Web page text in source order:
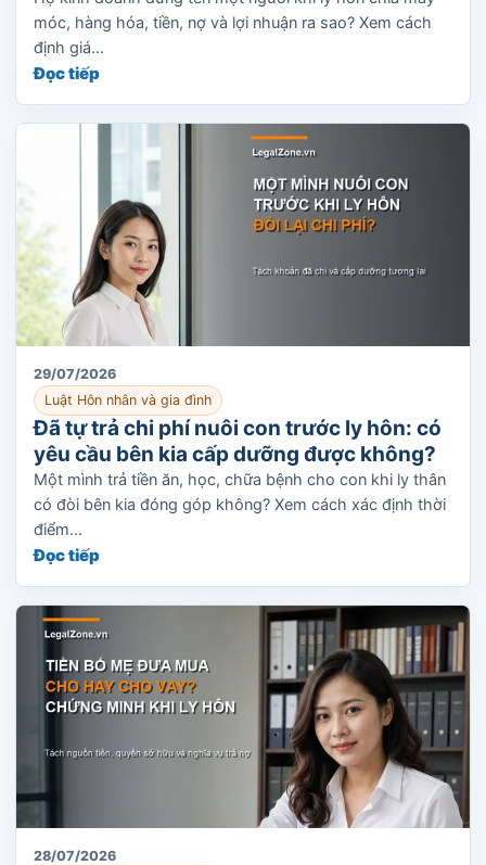
móc, hàng hóa, tiền, nợ và lợi nhuận ra sao? Xem cách
định giá...
Đọc tiếp
29/07/2026
Luật Hôn nhân và gia đình
Đã tự trả chi phí nuôi con trước ly hôn: có
yêu cầu bên kia cấp dưỡng được không?
Một mình trả tiền ăn, học, chữa bệnh cho con khi ly thân
có đòi bên kia đóng góp không? Xem cách xác định thời
điểm...
Đọc tiếp
28/07/2026